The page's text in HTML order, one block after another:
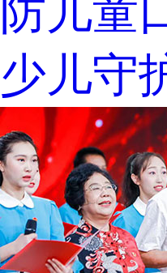
防儿童
少儿守